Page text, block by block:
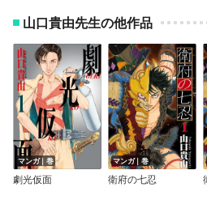
山口貴由先生の他作品
マンガ｜巻
劇光仮面
マンガ｜巻
衛府の七忍